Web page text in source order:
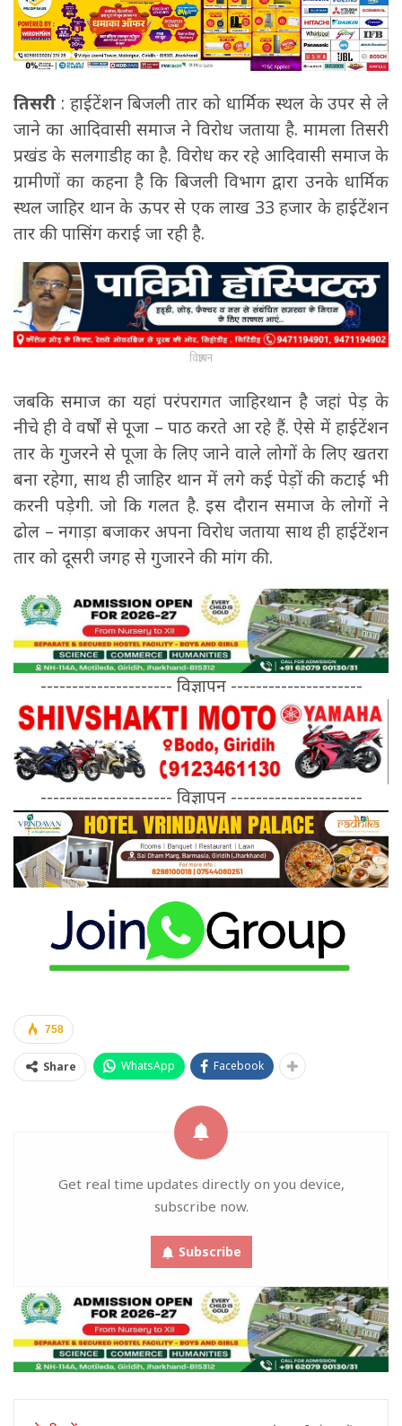
तिसरी : हाईटेंशन बिजली तार को धार्मिक स्थल के उपर से ले
जाने का आदिवासी समाज ने विरोध जताया है. मामला तिसरी
प्रखंड के सलगाडीह का है. विरोध कर रहे आदिवासी समाज के
ग्रामीणों का कहना है कि बिजली विभाग द्वारा उनके धार्मिक
स्थल जाहिर थान के ऊपर से एक लाख 33 हजार के हाईटेंशन
तार की पासिंग कराई जा रही है.
विज्ञापन
जबकि समाज का यहां परंपरागत जाहिरथान है जहां पेड़ के
नीचे ही वे वर्षों से पूजा – पाठ करते आ रहे हैं. ऐसे में हाईटेंशन
तार के गुजरने से पूजा के लिए जाने वाले लोगों के लिए खतरा
बना रहेगा, साथ ही जाहिर थान में लगे कई पेड़ों की कटाई भी
करनी पड़ेगी. जो कि गलत है. इस दौरान समाज के लोगों ने
ढोल – नगाड़ा बजाकर अपना विरोध जताया साथ ही हाईटेंशन
तार को दूसरी जगह से गुजारने की मांग की.
--------------------- विज्ञापन ---------------------
--------------------- विज्ञापन ---------------------
758
Share WhatsApp Facebook
Get real time updates directly on you device,
subscribe now.
Subscribe